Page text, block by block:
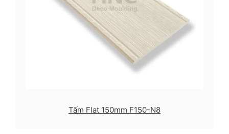
Tấm Flat 150mm F150-N8